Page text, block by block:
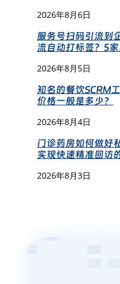
2026年8月6日
服务号扫码引流到
流自动打标签？5
2026年8月5日
知名的餐饮SCRM
价格一般是多少？
2026年8月4日
门诊药房如何做好
实现快速精准回访
2026年8月3日